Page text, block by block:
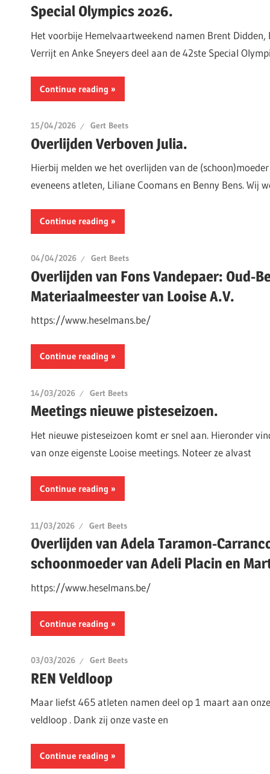
Special Olympics 2026.
Het voorbije Hemelvaartweekend namen Brent Didden,
Verrijt en Anke Sneyers deel aan de 42ste Special
Continue reading
15/04/2026 Gert Beets
Overlijden Verboven Julia.
Hierbij melden we het overlijden van de
eveneens atleten, Liliane Coomans en Benny Bens. Wij
Continue reading
04/04/2026 Gert Beets
Overlijden van Fons Vandepaer: Oud-
Materiaalmeester van Looise A.V.
https://www.heselmans.be/
Continue reading
14/03/2026 Gert Beets
Meetings nieuwe pisteseizoen.
Het nieuwe pisteseizoen komt er snel aan. Hieronder
van onze eigenste Looise meetings. Noteer ze alvast
Continue reading
11/03/2026 Gert Beets
Overlijden van Adela Taramon-
schoonmoeder van Adeli Placin en
https://www.heselmans.be/
Continue reading
03/03/2026 Gert Beets
REN Veldloop
Maar liefst 465 atleten namen deel op 1 maart aan
veldloop . Dank zij onze vaste en
Continue reading